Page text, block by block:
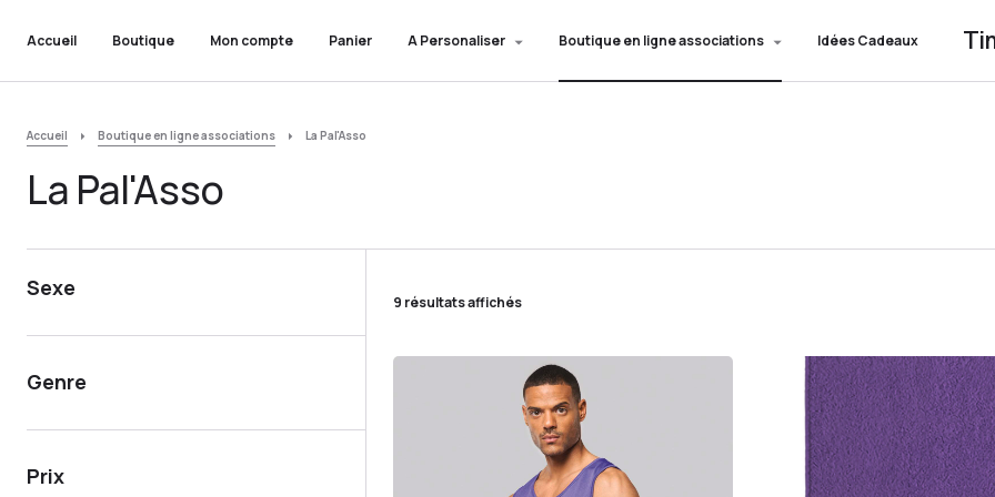
Accueil Boutique Mon compte Panier A Personaliser Boutique en ligne associations Idées Cadeaux
Accueil Boutique en ligne associations La Pal'Asso
La Pal'Asso
Sexe
Genre
Prix
9 résultats affichés